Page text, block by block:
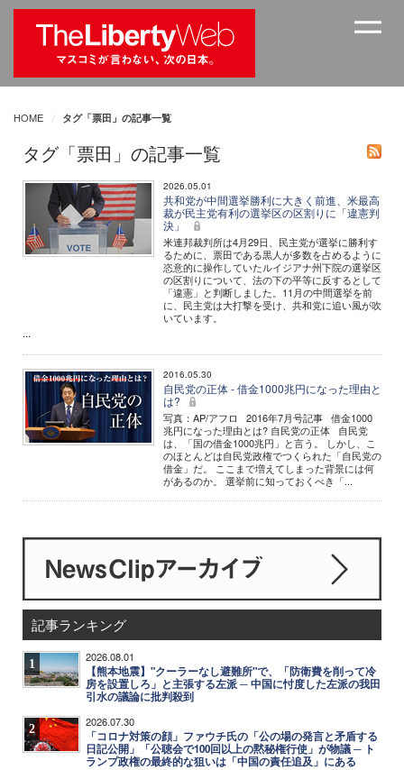
HOME タグ「票田」の記事一覧
タグ「票田」の記事一覧
2026.05.01
共和党が中間選挙勝利に大きく前進、米最高
裁が民主党有利の選挙区の区割りに「違憲判
決」
米連邦裁判所は4月29日、民主党が選挙に勝利す
るために、票田である黒人が多数を占めるように
恣意的に操作していたルイジアナ州下院の選挙区
の区割りについて、法の下の平等に反するとして
「違憲」と判断しました。11月の中間選挙を前
に、民主党は大打撃を受け、共和党に追い風が吹
いています。
...
2016.05.30
自民党の正体 - 借金1000兆円になった理由と
は?
写真：AP/アフロ 2016年7月号記事 借金1000
兆円になった理由とは? 自民党の正体 自民党
は、「国の借金1000兆円」と言う。 しかし、こ
のほとんどは自民党政権でつくられた「自民党の
借金」だ。 ここまで増えてしまった背景には何
があるのか。 選挙前に知っておくべき「...
記事ランキング
1 2026.08.01
【熊本地震】"クーラーなし避難所"で、「防衛費を削って冷
房を設置しろ」と主張する左派 ─ 中国に忖度した左派の我田
引水の議論に批判殺到
2 2026.07.30
「コロナ対策の顔」ファウチ氏の「公の場の発言と矛盾する
日記公開」「公聴会で100回以上の黙秘権行使」が物議 ─ ト
ランプ政権の最終的な狙いは「中国の責任追及」にある